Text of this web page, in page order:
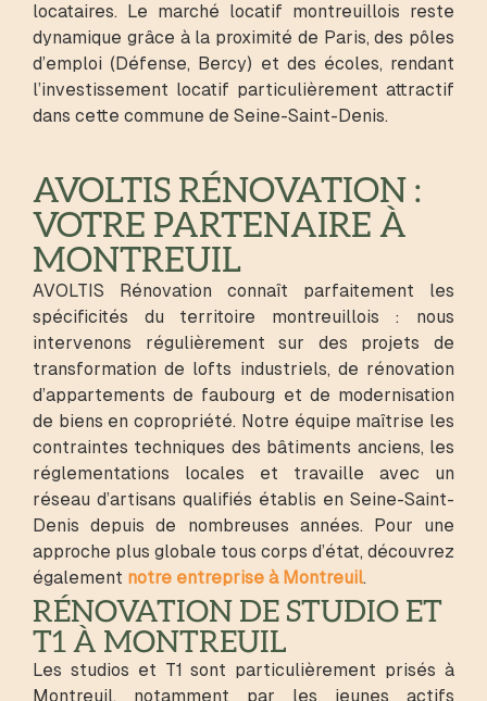
locataires. Le marché locatif montreuillois reste
dynamique grâce à la proximité de Paris, des pôles
d’emploi (Défense, Bercy) et des écoles, rendant
l’investissement locatif particulièrement attractif
dans cette commune de Seine-Saint-Denis.
AVOLTIS RÉNOVATION :
VOTRE PARTENAIRE À
MONTREUIL
AVOLTIS Rénovation connaît parfaitement les
spécificités du territoire montreuillois : nous
intervenons régulièrement sur des projets de
transformation de lofts industriels, de rénovation
d’appartements de faubourg et de modernisation
de biens en copropriété. Notre équipe maîtrise les
contraintes techniques des bâtiments anciens, les
réglementations locales et travaille avec un
réseau d’artisans qualifiés établis en Seine-Saint-
Denis depuis de nombreuses années. Pour une
approche plus globale tous corps d’état, découvrez
également notre entreprise à Montreuil.
RÉNOVATION DE STUDIO ET
T1 À MONTREUIL
Les studios et T1 sont particulièrement prisés à
Montreuil, notamment par les jeunes actifs